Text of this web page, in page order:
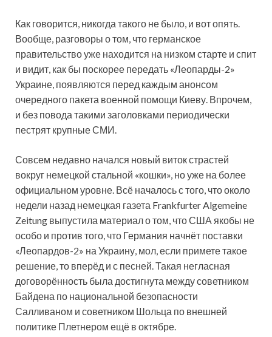
Как говорится, никогда такого не было, и вот опять.
Вообще, разговоры о том, что германское
правительство уже находится на низком старте и спит
и видит, как бы поскорее передать «Леопарды-2»
Украине, появляются перед каждым анонсом
очередного пакета военной помощи Киеву. Впрочем,
и без повода такими заголовками периодически
пестрят крупные СМИ.
Совсем недавно начался новый виток страстей
вокруг немецкой стальной «кошки», но уже на более
официальном уровне. Всё началось с того, что около
недели назад немецкая газета Frankfurter Algemeine
Zeitung выпустила материал о том, что США якобы не
особо и против того, что Германия начнёт поставки
«Леопардов-2» на Украину, мол, если примете такое
решение, то вперёд и с песней. Такая негласная
договорённость была достигнута между советником
Байдена по национальной безопасности
Салливаном и советником Шольца по внешней
политике Плетнером ещё в октябре.